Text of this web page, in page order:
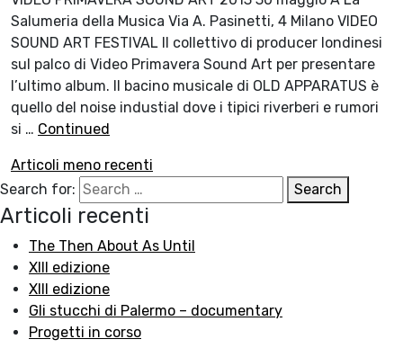
Salumeria della Musica Via A. Pasinetti, 4 Milano VIDEO
SOUND ART FESTIVAL Il collettivo di producer londinesi
sul palco di Video Primavera Sound Art per presentare
l’ultimo album. Il bacino musicale di OLD APPARATUS è
quello del noise industial dove i tipici riverberi e rumori
si … Continued
Navigazione
articoli
Articoli meno recenti
Search for:
Search
Articoli recenti
The Then About As Until
XIII edizione
XIII edizione
Gli stucchi di Palermo – documentary
Progetti in corso